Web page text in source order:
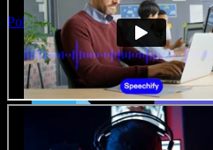
Pokreni Studio